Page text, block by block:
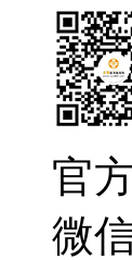
官
微